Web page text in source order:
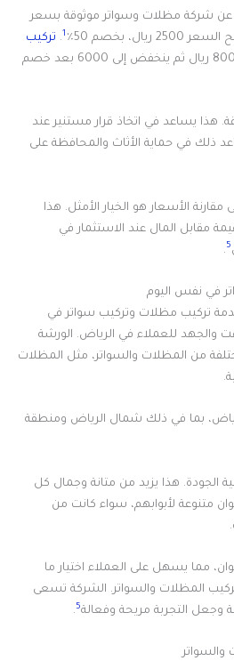
شركة مظلات وسواتر موثوقة بسعر
1
. تركيب
خشبية قد يصل إلى 8000 ريال ثم ينخفض إلى 6000 بعد خصم
هذا يساعد في اتخاذ قرار مستنير عند
ذلك في حماية الأثاث والمحافظة على
مقارنة الأسعار هو الخيار الأمثل. هذا
مقابل المال عند الاستثمار في
5
.
في نفس اليوم
تركيب مظلات وتركيب سواتر في
والجهد للعملاء في الرياض. الورشة
من المظلات والسواتر، مثل المظلات
بما في ذلك شمال الرياض ومنطقة
الجودة. هذا يزيد من متانة وجمال كل
متنوعة لأبوابهم، سواء كانت من
متاحة بأكثر من 10 ألوان، مما يسهل على العملاء اختيار ما
المظلات والسواتر. الشركة تسعى
وجعل التجربة مريحة وفعالة5
.